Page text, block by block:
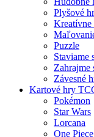
Plyšové
Kreatívne
Puzzle
Staviame
Zahrajme
Závesné
Kartové hry
Pokémon
Star Wars
Lorcana
One Piece